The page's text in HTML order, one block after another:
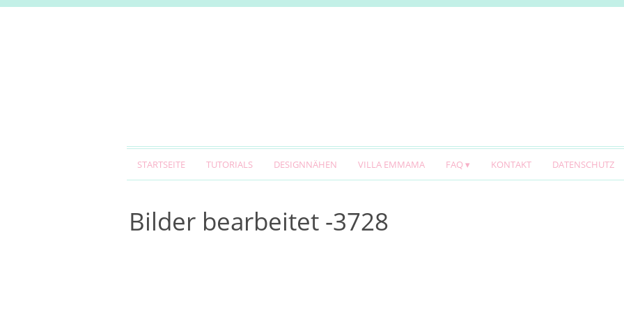
STARTSEITE TUTORIALS DESIGNNÄHEN VILLA EMMAMA FAQ KONTAKT DATENSCHUTZ
Bilder bearbeitet -3728